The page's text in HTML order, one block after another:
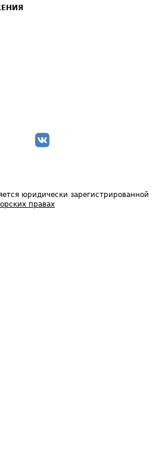
юридически зарегистрированной
правах